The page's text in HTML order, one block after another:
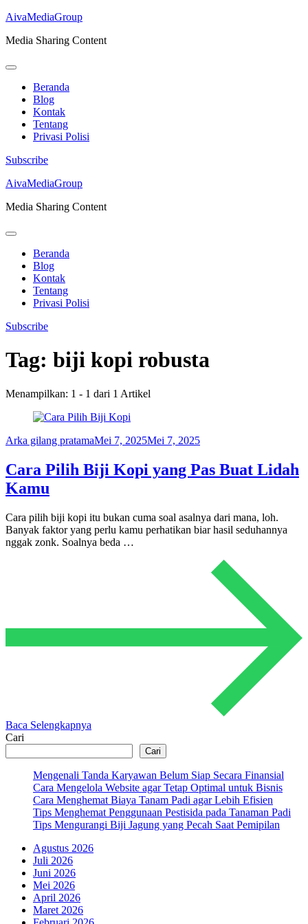
AivaMediaGroup
Media Sharing Content
Beranda
Blog
Kontak
Tentang
Privasi Polisi
Subscribe
Lompat
konten
Enter)
AivaMediaGroup
Media Sharing Content
Beranda
Blog
Kontak
Tentang
Privasi Polisi
Subscribe
Tag: biji kopi robusta
Menampilkan: 1 - 1 dari 1 Artikel
Arka gilang pratamaMei 7, 2025Mei 7, 2025
Cara Pilih Biji Kopi yang Pas Buat Lidah
Kamu
Cara pilih biji kopi itu bukan cuma soal asalnya dari mana, loh.
Banyak faktor yang perlu kamu perhatikan biar hasil seduhannya
nggak zonk. Soalnya beda …
Baca Selengkapnya
Cari
Cari
Mengenali Tanda Karyawan Belum Siap Secara Finansial
Cara Mengelola Website agar Tetap Optimal untuk Bisnis
Cara Menghemat Biaya Tanam Padi agar Lebih Efisien
Tips Menghemat Penggunaan Pestisida pada Tanaman Padi
Tips Mengurangi Biji Jagung yang Pecah Saat Pemipilan
Agustus 2026
Juli 2026
Juni 2026
Mei 2026
April 2026
Maret 2026